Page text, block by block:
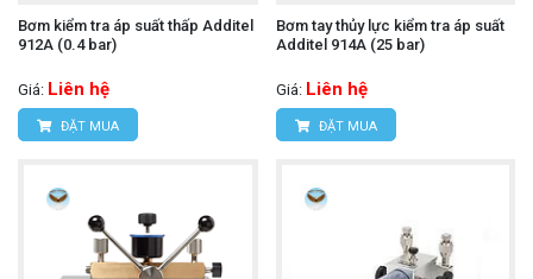
Bơm kiểm tra áp suất thấp Additel
912A (0.4 bar)
Giá: Liên hệ
ĐẶT MUA
Bơm tay thủy lực kiểm tra áp suất
Additel 914A (25 bar)
Giá: Liên hệ
ĐẶT MUA